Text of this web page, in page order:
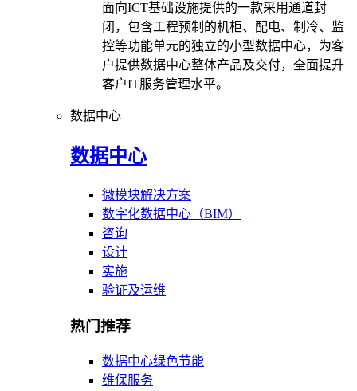
面向ICT基础设施提供的一款采用通道封
闭，包含工程预制的机柜、配电、制冷、监
控等功能单元的独立的小型数据中心，为客
户提供数据中心整体产品及交付，全面提升
客户IT服务管理水平。
数据中心
数据中心
微模块解决方案
数字化数据中心（BIM）
咨询
设计
实施
验证及运维
热门推荐
数据中心绿色节能
维保服务